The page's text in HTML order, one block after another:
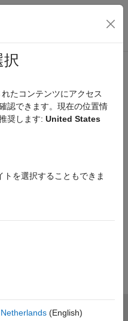
ゲーション メ
立ちましたか？
たコンテンツにアクセス
認できます。現在の位置情
奨します: United States
を選択することもできま
Netherlands(English)
イバシー ポリシー